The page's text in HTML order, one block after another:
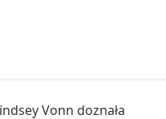
Vonn doznała